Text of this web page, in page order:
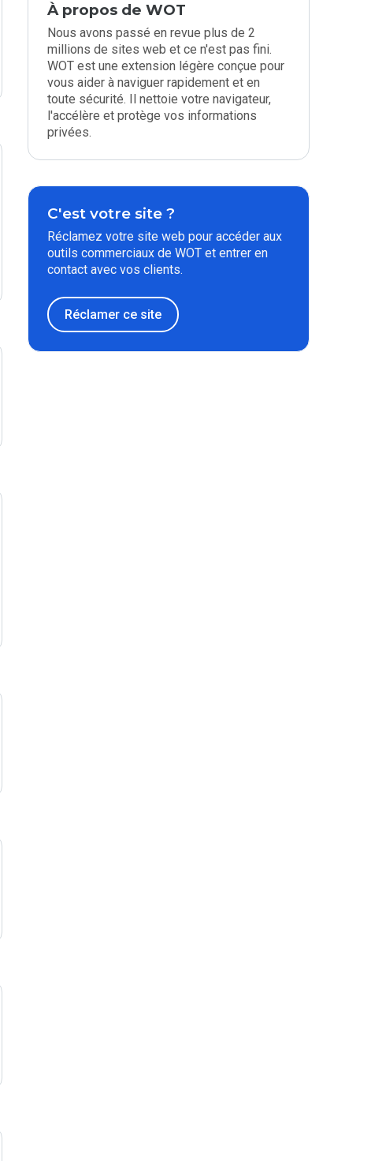
À propos de WOT
Nous avons passé en revue plus de 2
millions de sites web et ce n'est pas fini.
WOT est une extension légère conçue pour
vous aider à naviguer rapidement et en
toute sécurité. Il nettoie votre navigateur,
l'accélère et protège vos informations
privées.
C'est votre site ?
Réclamez votre site web pour accéder aux
outils commerciaux de WOT et entrer en
contact avec vos clients.
Réclamer ce site